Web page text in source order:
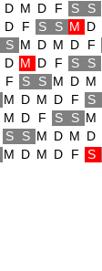
D M D F S S
D F S S M D
S M D M D F
D M D F S S
F S S M D M
M D M D F S
M D F S S M
S S M D M D
M D M D F S